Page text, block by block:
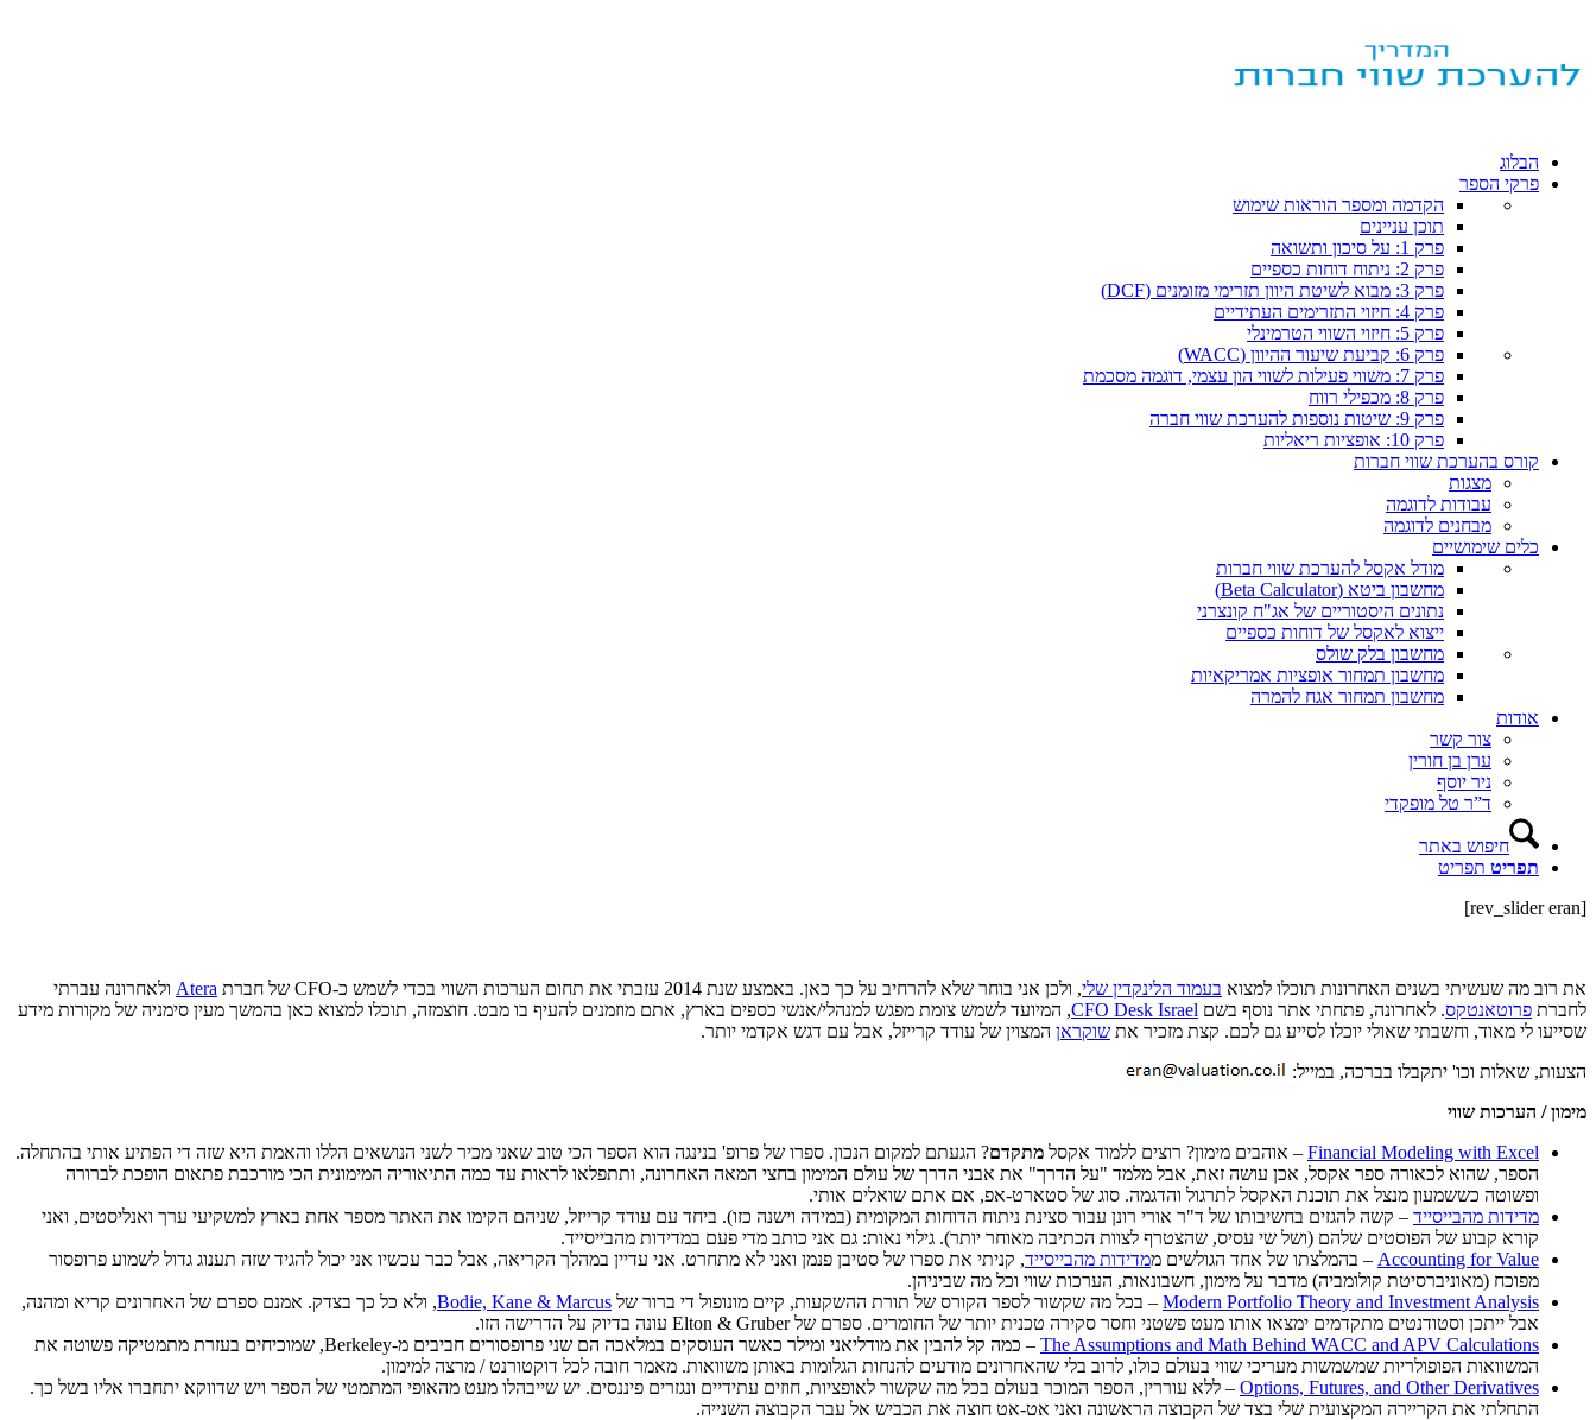
הבלוג
פרקי הספר
הקדמה ומספר הוראות שימוש
תוכן עניינים
פרק 1: על סיכון ותשואה
פרק 2: ניתוח דוחות כספיים
פרק 3: מבוא לשיטת היוון תזרימי מזומנים (DCF)
פרק 4: חיזוי התזרימים העתידיים
פרק 5: חיזוי השווי הטרמינלי
פרק 6: קביעת שיעור ההיוון (WACC)
פרק 7: משווי פעילות לשווי הון עצמי, דוגמה מסכמת
פרק 8: מכפילי רווח
פרק 9: שיטות נוספות להערכת שווי חברה
פרק 10: אופציות ריאליות
קורס בהערכת שווי חברות
מצגות
עבודות לדוגמה
מבחנים לדוגמה
כלים שימושיים
מודל אקסל להערכת שווי חברות
מחשבון ביטא (Beta Calculator)
נתונים היסטוריים של אג"ח קונצרני
ייצוא לאקסל של דוחות כספיים
מחשבון בלק שולס
מחשבון תמחור אופציות אמריקאיות
מחשבון תמחור אגח להמרה
אודות
צור קשר
ערן בן חורין
ניר יוסף
ד”ר טל מופקדי
חיפוש באתר
תפריט תפריט
[rev_slider eran]
את רוב מה שעשיתי בשנים האחרונות תוכלו למצוא בעמוד הלינקדין שלי, ולכן אני בוחר שלא להרחיב על כך כאן. באמצע שנת 2014 עזבתי את תחום הערכות השווי בכדי לשמש כ-CFO של חברת Atera ולאחרונה עברתי
לחברת פרוטאנטקס. לאחרונה, פתחתי אתר נוסף בשם CFO Desk Israel, המיועד לשמש צומת מפגש למנהלי/אנשי כספים בארץ, אתם מוזמנים להעיף בו מבט. חוצמזה, תוכלו למצוא כאן בהמשך מעין סימניה של מקורות מידע
שסייעו לי מאוד, וחשבתי שאולי יוכלו לסייע גם לכם. קצת מזכיר את שוקראן המצוין של עודד קרייזל, אבל עם דגש אקדמי יותר.
הצעות, שאלות וכו' יתקבלו בברכה, במייל:
מימון / הערכות שווי
Financial Modeling with Excel – אוהבים מימון? רוצים ללמוד אקסל מתקדם? הגעתם למקום הנכון. ספרו של פרופ' בנינגה הוא הספר הכי טוב שאני מכיר לשני הנושאים הללו והאמת היא שזה די הפתיע אותי בהתחלה.
הספר, שהוא לכאורה ספר אקסל, אכן עושה זאת, אבל מלמד "על הדרך" את אבני הדרך של עולם המימון בחצי המאה האחרונה, ותתפלאו לראות עד כמה התיאוריה המימונית הכי מורכבת פתאום הופכת לברורה
ופשוטה כששמעון מנצל את תוכנת האקסל לתרגול והדגמה. סוג של סטארט-אפ, אם אתם שואלים אותי.
מדידות מהבייסייד – קשה להגזים בחשיבותו של ד"ר אורי רונן עבור סצינת ניתוח הדוחות המקומית (במידה וישנה כזו). ביחד עם עודד קרייזל, שניהם הקימו את האתר מספר אחת בארץ למשקיעי ערך ואנליסטים, ואני
קורא קבוע של הפוסטים שלהם (ושל שי עסיס, שהצטרף לצוות הכתיבה מאוחר יותר). גילוי נאות: גם אני כותב מדי פעם במדידות מהבייסייד.
Accounting for Value – בהמלצתו של אחד הגולשים ממדידות מהבייסייד, קניתי את ספרו של סטיבן פנמן ואני לא מתחרט. אני עדיין במהלך הקריאה, אבל כבר עכשיו אני יכול להגיד שזה תענוג גדול לשמוע פרופסור
מפוכח (מאוניברסיטת קולומביה) מדבר על מימון, חשבונאות, הערכות שווי וכל מה שביניהן.
Modern Portfolio Theory and Investment Analysis – בכל מה שקשור לספר הקורס של תורת ההשקעות, קיים מונופול די ברור של Bodie, Kane & Marcus, ולא כל כך בצדק. אמנם ספרם של האחרונים קריא ומהנה,
אבל ייתכן וסטודנטים מתקדמים ימצאו אותו מעט פשטני וחסר סקירה טכנית יותר של החומרים. ספרם של Elton & Gruber עונה בדיוק על הדרישה הזו.
The Assumptions and Math Behind WACC and APV Calculations
– כמה קל להבין את מודליאני ומילר כאשר העוסקים במלאכה הם שני פרופסורים חביבים מ-Berkeley, שמוכיחים בעזרת מתמטיקה פשוטה את
המשוואות הפופולריות שמשמשות מעריכי שווי בעולם כולו, לרוב בלי שהאחרונים מודעים להנחות הגלומות באותן משוואות. מאמר חובה לכל דוקטורנט / מרצה למימון.
Options, Futures, and Other Derivatives – ללא עוררין, הספר המוכר בעולם בכל מה שקשור לאופציות, חוזים עתידיים ונגזרים פיננסים. יש שייבהלו מעט מהאופי המתמטי של הספר ויש שדווקא יתחברו אליו בשל כך.
התחלתי את הקריירה המקצועית שלי בצד של הקבוצה הראשונה ואני אט-אט חוצה את הכביש אל עבר הקבוצה השנייה.